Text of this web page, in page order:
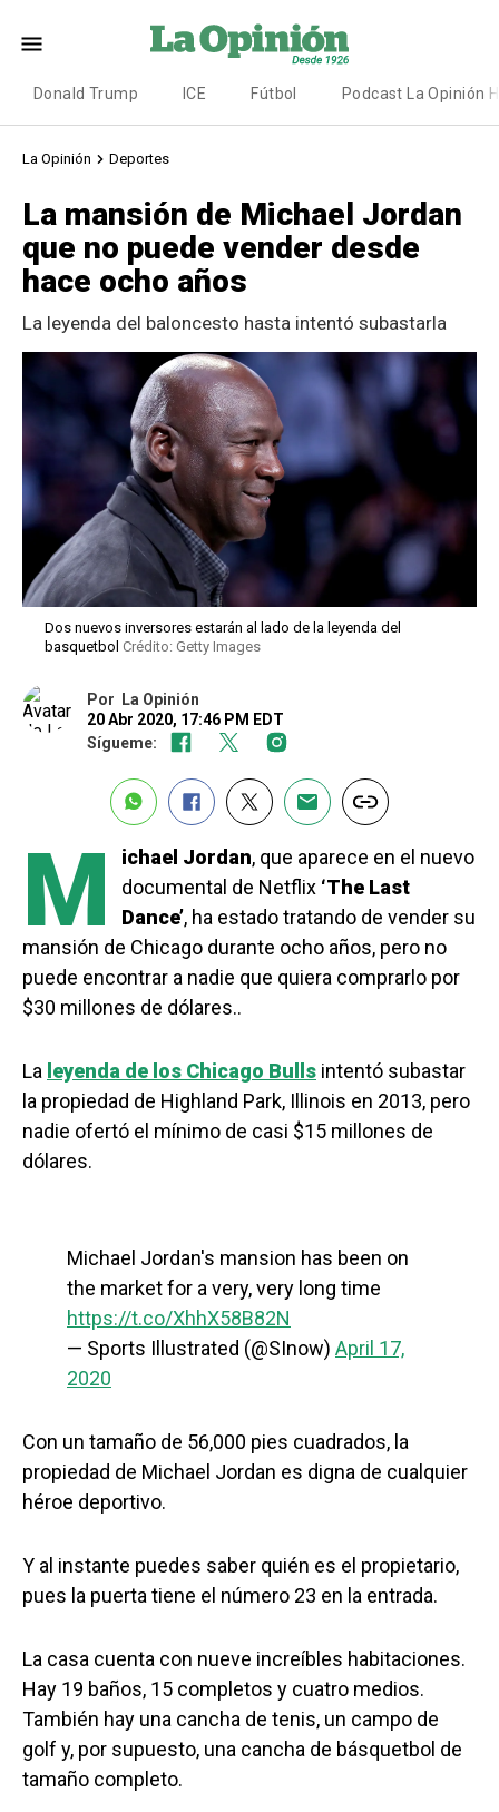
Donald Trump ICE Fútbol Podcast La Opinión
La Opinión Deportes
La mansión de Michael Jordan
que no puede vender desde
hace ocho años
La leyenda del baloncesto hasta intentó subastarla
Dos nuevos inversores estarán al lado de la leyenda del
basquetbol Crédito: Getty Images
Por
La Opinión
20 Abr 2020, 17:46 PM EDT
Sígueme:
M ichael Jordan, que aparece en el nuevo
documental de Netflix ‘The Last
Dance’, ha estado tratando de vender su
mansión de Chicago durante ocho años, pero no
puede encontrar a nadie que quiera comprarlo por
$30 millones de dólares..
La leyenda de los Chicago Bulls intentó subastar
la propiedad de Highland Park, Illinois en 2013, pero
nadie ofertó el mínimo de casi $15 millones de
dólares.
Michael Jordan's mansion has been on
the market for a very, very long time
https://t.co/XhhX58B82N
— Sports Illustrated (@SInow) April 17,
2020
Con un tamaño de 56,000 pies cuadrados, la
propiedad de Michael Jordan es digna de cualquier
héroe deportivo.
Y al instante puedes saber quién es el propietario,
pues la puerta tiene el número 23 en la entrada.
La casa cuenta con nueve increíbles habitaciones.
Hay 19 baños, 15 completos y cuatro medios.
También hay una cancha de tenis, un campo de
golf y, por supuesto, una cancha de básquetbol de
tamaño completo.